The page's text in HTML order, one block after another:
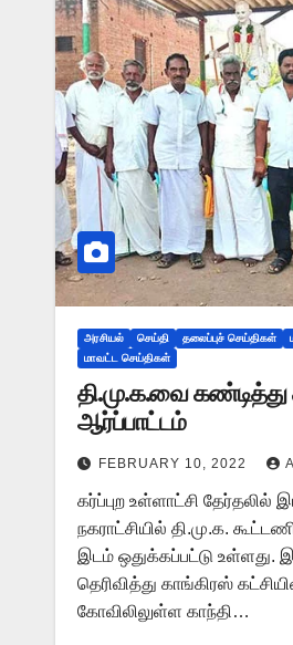
அரசியல் செய்தி தலைப்புச் செய்திகள்
மாவட்ட செய்திகள்
தி.மு.க.வை
ஆர்ப்பாட்டம்
FEBRUARY 10, 2022
கர்ப்புற உள்ளாட்சி
நகராட்சியில் தி.மு.க.
இடம் ஒதுக்கப்பட்டு உள்ளது.
தெரிவித்து காங்கிரஸ்
கோவிலிலுள்ள காந்தி…